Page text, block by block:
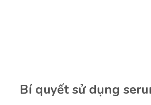
Bí quyết sử dụng